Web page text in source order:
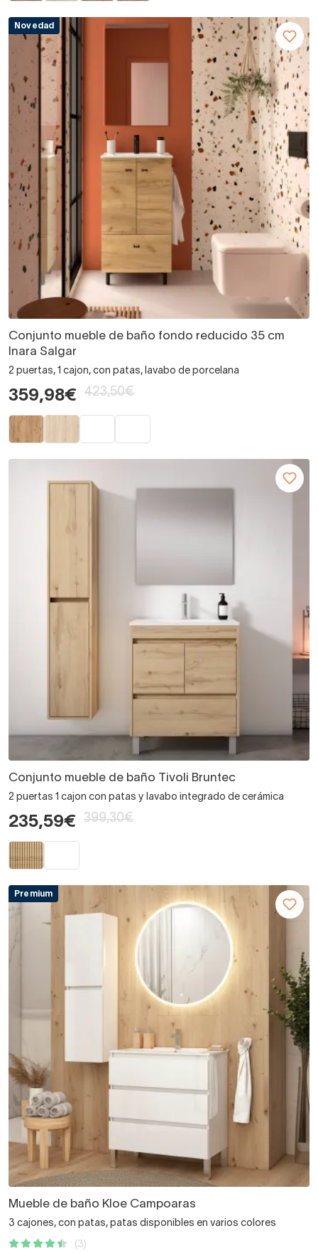
Novedad
Conjunto mueble de baño fondo reducido 35 cm
Inara Salgar
2 puertas, 1 cajon, con patas, lavabo de porcelana
359,98€ 423,50€
Conjunto mueble de baño Tivoli Bruntec
2 puertas 1 cajon con patas y lavabo integrado de cerámica
235,59€ 399,30€
Premium
Mueble de baño Kloe Campoaras
3 cajones, con patas, patas disponibles en varios colores
(3)